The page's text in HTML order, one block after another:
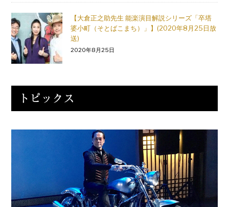
【大倉正之助先生 能楽演目解説シリーズ「卒塔
婆小町（そとばこまち）」】(2020年8月25日放
送)
2020年8月25日